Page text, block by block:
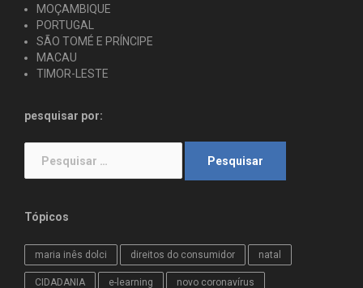
MOÇAMBIQUE
PORTUGAL
SÃO TOMÉ E PRÍNCIPE
MACAU
TIMOR-LESTE
pesquisar por:
por:
Tópicos
maria inês dolci direitos do consumidor natal
CIDADANIA e-learning novo coronavírus